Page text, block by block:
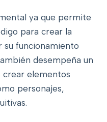
ya que permite
para crear la
su funcionamiento
desempeña un
elementos
personajes,